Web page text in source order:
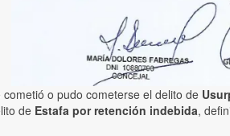
o pudo cometerse el delito de
de Estafa por retención indebida,